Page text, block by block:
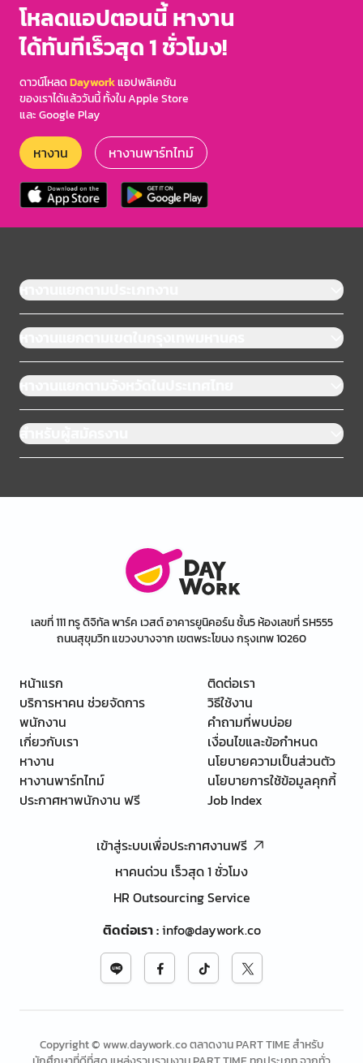
โหลดแอปตอนนี้ หางาน
ได้ทันทีเร็วสุด 1 ชั่วโมง!
ดาวน์โหลดDayworkแอปพลิเคชัน
ของเราได้แล้ววันนี้ ทั้งใน Apple Store
และ Google Play
หางาน หางานพาร์ทไทม์
หางานแยกตามประเภทงาน
หางานแยกตามเขตในกรุงเทพมหานคร
หางานแยกตามจังหวัดในประเทศไทย
สำหรับผู้สมัครงาน
เลขที่ 111 ทรู ดิจิทัล พาร์ค เวสต์ อาคารยูนิคอร์น ชั้น5 ห้องเลขที่ SH555
ถนนสุขุมวิท แขวงบางจาก เขตพระโขนง กรุงเทพ 10260
หน้าแรก
บริการหาคน ช่วยจัดการ
พนักงาน
เกี่ยวกับเรา
หางาน
หางานพาร์ทไทม์
ประกาศหาพนักงาน ฟรี
ติดต่อเรา
วิธีใช้งาน
คำถามที่พบบ่อย
เงื่อนไขและข้อกำหนด
นโยบายความเป็นส่วนตัว
นโยบายการใช้ข้อมูลคุกกี้
Job Index
เข้าสู่ระบบเพื่อประกาศงานฟรี
หาคนด่วน เร็วสุด 1 ชั่วโมง
HR Outsourcing Service
ติดต่อเรา:info@daywork.co
Copyright © www.daywork.co ตลาดงาน PART TIME สำหรับ